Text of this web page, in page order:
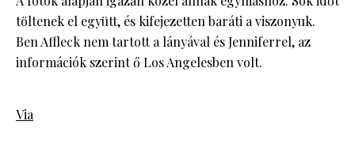
töltenek el együtt, és kifejezetten baráti a viszonyuk.
Ben Affleck nem tartott a lányával és Jenniferrel, az
információk szerint ő Los Angelesben volt.
Via